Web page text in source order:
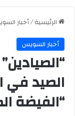
الرئيسية/أخبار
أخبار السويس
الصيد في
“الفيضة